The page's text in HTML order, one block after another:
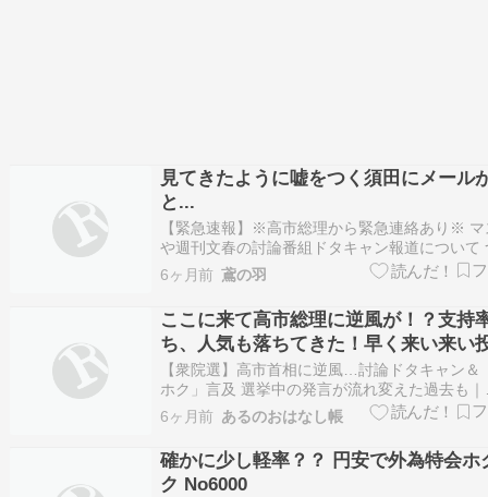
見てきたように嘘をつく須田にメール
と...
【緊急速報】※高市総理から緊急連絡あり※
や週刊文春の討論番組ドタキャン報道について
に、首相官邸も嘘の上に嘘を塗りはじめました
官は4日、高市早苗首相（自民党総裁）が手の
由に1日のNHK討論番組を欠席したのは、木原
長官の判断だったと記者団に説明…
6ヶ月前 鳶の羽
ここに来て高市総理に逆風が！？支持
ち、人気も落ちてきた！早く来い来い
日！って話し。
【衆院選】高市首相に逆風…討論ドタキャン＆
ホク」言及 選挙中の発言が流れ変えた過去も｜
Infoseekニュース衆院選（8日投開票）を戦う
首相（自民党総裁）に1日、「逆風」が吹き始
価高騰に...
6ヶ月前 あるのおはなし帳
確かに少し軽率？？ 円安で外為特会ホ
ク No6000